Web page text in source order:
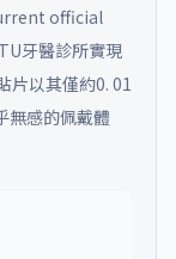
official
牙醫診所實現
片以其僅約0. 01
無感的佩戴體